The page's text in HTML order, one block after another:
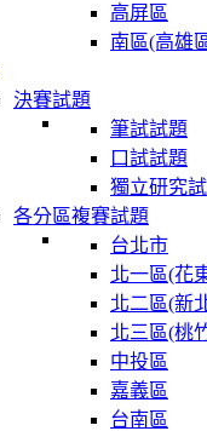
高屏區
南區(高雄
決賽試題
筆試試題
口試試題
獨立研究
各分區複賽試題
台北市
北一區(花
北二區(新
北三區(桃
中投區
嘉義區
台南區